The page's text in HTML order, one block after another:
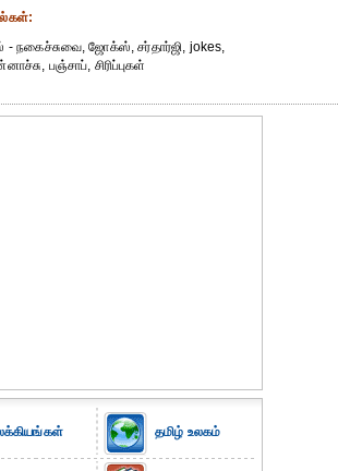
- நகைச்சுவை, ஜோக்ஸ், சர்தார்ஜி, jokes,
பஞ்சாப், சிரிப்புகள்
தமிழ் உலகம்